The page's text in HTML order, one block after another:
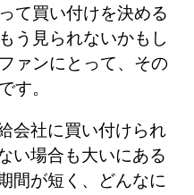
て買い付けを決める
う見られないかもし
ァンにとって、その
す。
会社に買い付けられ
い場合も大いにある
間が短く、どんなに